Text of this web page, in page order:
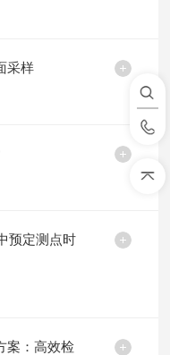
采样
预定测点时
案：高效检